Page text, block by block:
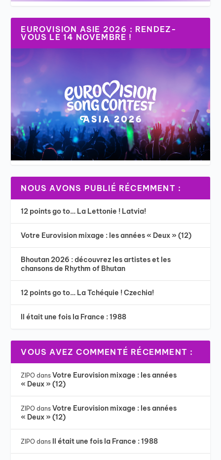
EUROVISION ASIE 2026 : RENDEZ-
VOUS LE 14 NOVEMBRE !
NOUS AVONS PUBLIÉ RÉCEMMENT :
12 points go to… La Lettonie ! Latvia!
Votre Eurovision mixage : les années « Deux » (12)
Bhoutan 2026 : découvrez les artistes et les
chansons de Rhythm of Bhutan
12 points go to… La Tchéquie ! Czechia!
Il était une fois la France : 1988
VOUS AVEZ COMMENTÉ RÉCEMMENT :
ZIPO dansVotre Eurovision mixage : les années
« Deux » (12)
ZIPO dansVotre Eurovision mixage : les années
« Deux » (12)
ZIPO dans Il était une fois la France : 1988